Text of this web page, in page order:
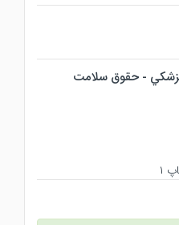
- حقوق سلامت